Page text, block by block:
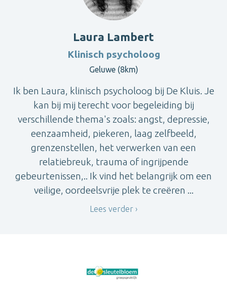
Laura Lambert
Klinisch psycholoog
Geluwe (8km)
Ik ben Laura, klinisch psycholoog bij De Kluis. Je
kan bij mij terecht voor begeleiding bij
verschillende thema's zoals: angst, depressie,
eenzaamheid, piekeren, laag zelfbeeld,
grenzenstellen, het verwerken van een
relatiebreuk, trauma of ingrijpende
gebeurtenissen,.. Ik vind het belangrijk om een
veilige, oordeelsvrije plek te creëren ...
Lees verder